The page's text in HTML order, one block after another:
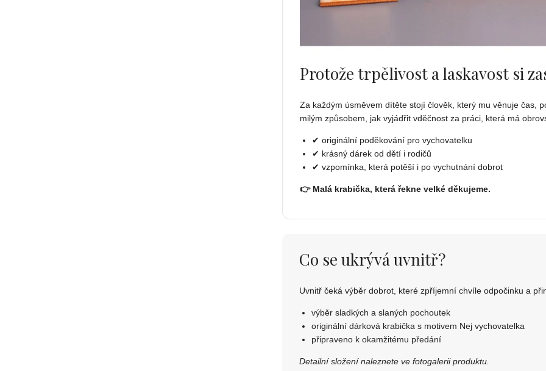
Protože trpělivost a laskavost si
Za každým úsměvem dítěte stojí člověk, který mu věnuje čas,
milým způsobem, jak vyjádřit vděčnost za práci, která má
✔ originální poděkování pro vychovatelku
✔ krásný dárek od dětí i rodičů
✔ vzpomínka, která potěší i po vychutnání dobrot
👉 Malá krabička, která řekne velké děkujeme.
Co se ukrývá uvnitř?
Uvnitř čeká výběr dobrot, které zpříjemní chvíle odpočinku a
výběr sladkých a slaných pochoutek
originální dárková krabička s motivem Nej vychovatelka
připraveno k okamžitému předání
Detailní složení naleznete ve fotogalerii produktu.